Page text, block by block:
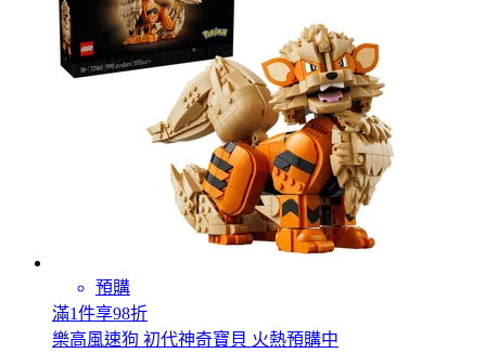
預購
滿1件享98折
樂高風速狗 初代神奇寶貝 火熱預購中